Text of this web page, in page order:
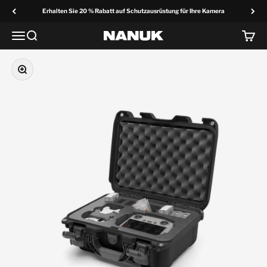
Erhalten Sie 20 % Rabatt auf Schutzausrüstung für Ihre Kamera
MenüSuche NANUK Europa
Vergrößern